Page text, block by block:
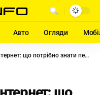
Авто Огляди
потрібно знати перед використанням